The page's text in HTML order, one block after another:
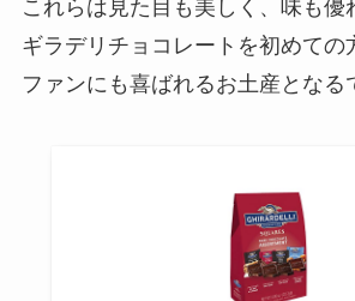
ゴディバ リキ
なぜ？代わり
は？
える？イオン
る？まずい？
口コミは？
これらは見た目も美しく、味も優
ギラデリチョコレートを初めての
ファンにも喜ばれるお土産となる